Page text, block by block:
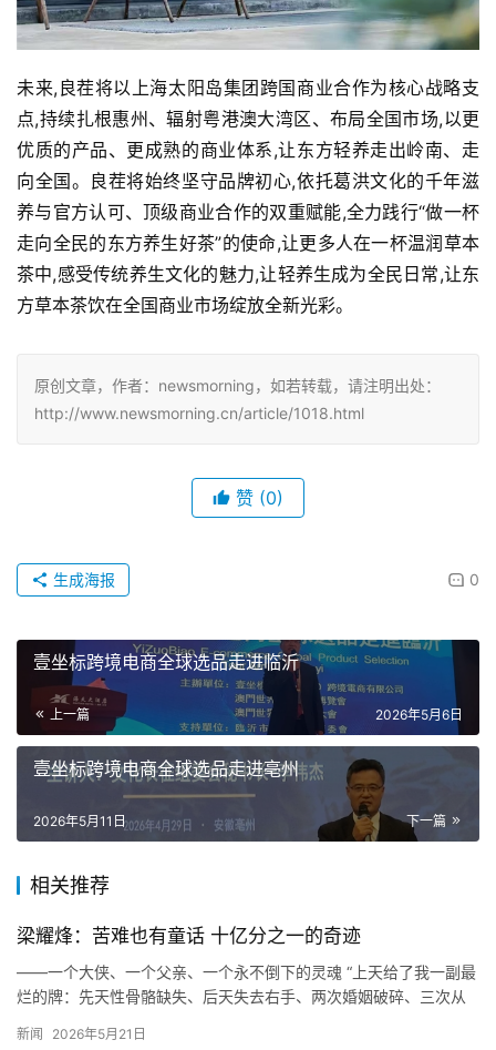
未来,良茬将以上海太阳岛集团跨国商业合作为核心战略支
点,持续扎根惠州、辐射粤港澳大湾区、布局全国市场,以更
优质的产品、更成熟的商业体系,让东方轻养走出岭南、走
向全国。良茬将始终坚守品牌初心,依托葛洪文化的千年滋
养与官方认可、顶级商业合作的双重赋能,全力践行“做一杯
走向全民的东方养生好茶”的使命,让更多人在一杯温润草本
茶中,感受传统养生文化的魅力,让轻养生成为全民日常,让东
方草本茶饮在全国商业市场绽放全新光彩。
原创文章，作者：newsmorning，如若转载，请注明出处：
http://www.newsmorning.cn/article/1018.html
赞 (0)
0
生成海报
壹坐标跨境电商全球选品走进临沂
上一篇 2026年5月6日
壹坐标跨境电商全球选品走进亳州
下一篇
2026年5月11日
相关推荐
梁耀烽：苦难也有童话 十亿分之一的奇迹
——一个大侠、一个父亲、一个永不倒下的灵魂 “上天给了我一副最
烂的牌：先天性骨骼缺失、后天失去右手、两次婚姻破碎、三次从
傻…
新闻 2026年5月21日